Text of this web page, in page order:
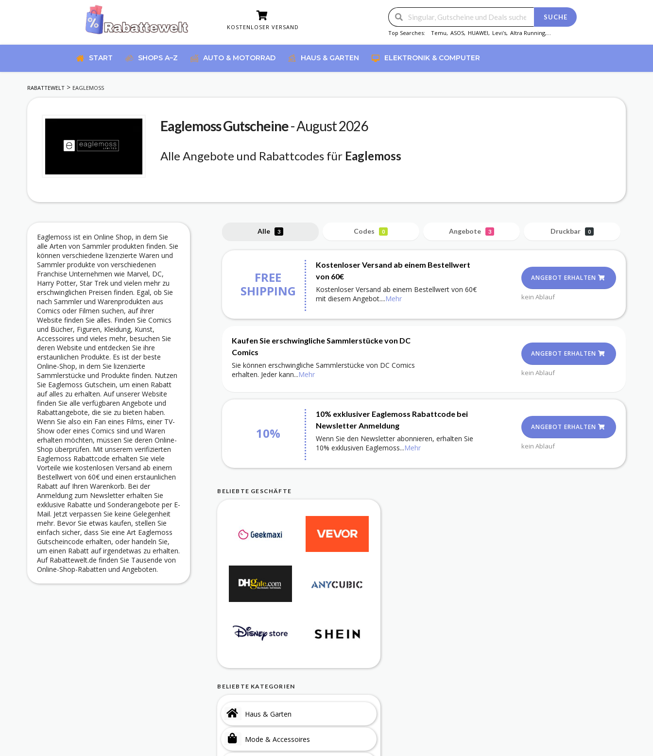
KOSTENLOSER VERSAND
SUCHE
Top Searches: Temu, ASOS, HUAWEI, Levi's, Altra Running,...
to
START SHOPS A–Z AUTO & MOTORRAD HAUS & GARTEN ELEKTRONIK & COMPUTER
RABATTEWELT > EAGLEMOSS
EaglemossGutscheine- August 2026
Alle Angebote und Rabattcodes für Eaglemoss
Alle 3 Codes 0 Angebote 3 Druckbar 0
FREE
SHIPPING
Kostenloser Versand ab einem Bestellwert
von 60€
Kostenloser Versand ab einem Bestellwert von 60€
mit diesem Angebot....Mehr
ANGEBOT ERHALTEN
kein Ablauf
Kaufen Sie erschwingliche Sammlerstücke von DC
Comics
Sie können erschwingliche Sammlerstücke von DC Comics
erhalten. Jeder kann...Mehr
ANGEBOT ERHALTEN
kein Ablauf
10%
10% exklusiver Eaglemoss Rabattcode bei
Newsletter Anmeldung
Wenn Sie den Newsletter abonnieren, erhalten Sie
10% exklusiven Eaglemoss...Mehr
ANGEBOT ERHALTEN
kein Ablauf
Eaglemoss ist ein Online Shop, in dem Sie
alle Arten von Sammler produkten finden. Sie
können verschiedene lizenzierte Waren und
Sammler produkte von verschiedenen
Franchise Unternehmen wie Marvel, DC,
Harry Potter, Star Trek und vielen mehr zu
erschwinglichen Preisen finden. Egal, ob Sie
nach Sammler und Warenprodukten aus
Comics oder Filmen suchen, auf ihrer
Website finden Sie alles. Finden Sie Comics
und Bücher, Figuren, Kleidung, Kunst,
Accessoires und vieles mehr, besuchen Sie
deren Website und entdecken Sie ihre
erstaunlichen Produkte. Es ist der beste
Online-Shop, in dem Sie lizenzierte
Sammlerstücke und Produkte finden. Nutzen
Sie Eaglemoss Gutschein, um einen Rabatt
auf alles zu erhalten. Auf unserer Website
finden Sie alle verfügbaren Angebote und
Rabattangebote, die sie zu bieten haben.
Wenn Sie also ein Fan eines Films, einer TV-
Show oder eines Comics sind und Waren
erhalten möchten, müssen Sie deren Online-
Shop überprüfen. Mit unserem verifizierten
Eaglemoss Rabattcode erhalten Sie viele
Vorteile wie kostenlosen Versand ab einem
Bestellwert von 60€ und einen erstaunlichen
Rabatt auf Ihren Warenkorb. Bei der
Anmeldung zum Newsletter erhalten Sie
exklusive Rabatte und Sonderangebote per E-
Mail. Jetzt verpassen Sie keine Gelegenheit
mehr. Bevor Sie etwas kaufen, stellen Sie
einfach sicher, dass Sie eine Art Eaglemoss
Gutscheincode erhalten, oder handeln Sie,
um einen Rabatt auf irgendetwas zu erhalten.
Auf Rabattewelt.de finden Sie Tausende von
Online-Shop-Rabatten und Angeboten.
BELIEBTE GESCHÄFTE
BELIEBTE KATEGORIEN
Haus & Garten
Mode & Accessoires